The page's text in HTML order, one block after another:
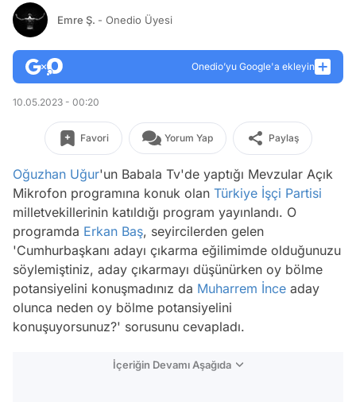
Emre Ş. - Onedio Üyesi
Onedio’yu Google'a ekleyin
10.05.2023 - 00:20
Favori Yorum Yap Paylaş
Oğuzhan Uğur'un Babala Tv'de yaptığı Mevzular Açık
Mikrofon programına konuk olan Türkiye İşçi Partisi
milletvekillerinin katıldığı program yayınlandı. O
programda Erkan Baş, seyircilerden gelen
'Cumhurbaşkanı adayı çıkarma eğilimimde olduğunuzu
söylemiştiniz, aday çıkarmayı düşünürken oy bölme
potansiyelini konuşmadınız da Muharrem İnce aday
olunca neden oy bölme potansiyelini
konuşuyorsunuz?' sorusunu cevapladı.
İçeriğin Devamı Aşağıda